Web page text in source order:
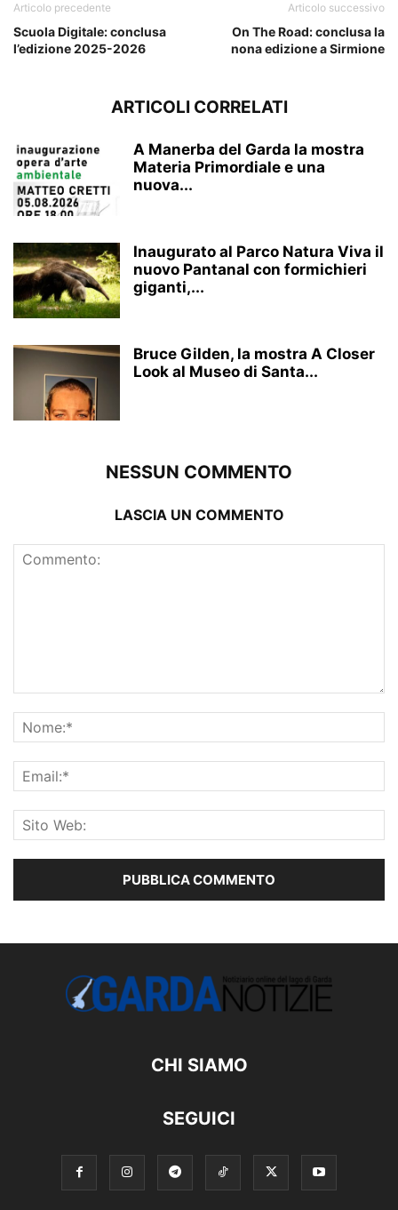
Articolo precedente
Scuola Digitale: conclusa
l’edizione 2025-2026
Articolo successivo
On The Road: conclusa la
nona edizione a Sirmione
ARTICOLI CORRELATI
A Manerba del Garda la mostra
Materia Primordiale e una
nuova...
Inaugurato al Parco Natura Viva il
nuovo Pantanal con formichieri
giganti,...
Bruce Gilden, la mostra A Closer
Look al Museo di Santa...
NESSUN COMMENTO
LASCIA UN COMMENTO
CHI SIAMO
SEGUICI